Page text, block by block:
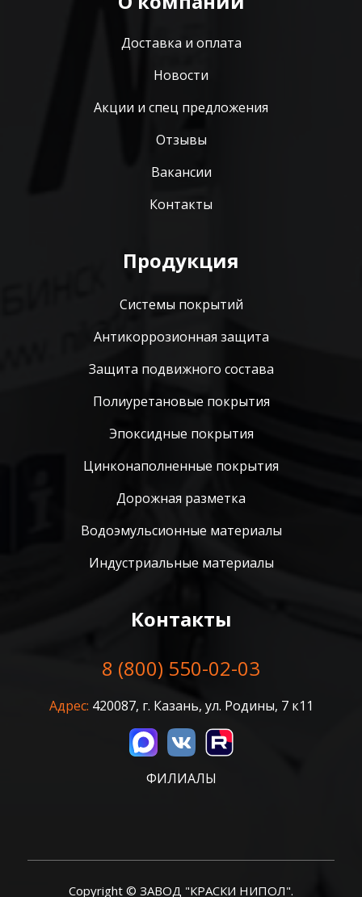
Доставка и оплата
Новости
Акции и спец предложения
Отзывы
Вакансии
Контакты
Продукция
Системы покрытий
Антикоррозионная защита
Защита подвижного состава
Полиуретановые покрытия
Эпоксидные покрытия
Цинконаполненные покрытия
Дорожная разметка
Водоэмульсионные материалы
Индустриальные материалы
Контакты
8 (800) 550-02-03
Адрес: 420087, г. Казань, ул. Родины, 7 к11
ФИЛИАЛЫ
Copyright © ЗАВОД "КРАСКИ НИПОЛ".